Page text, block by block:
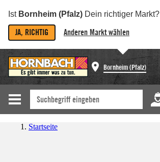
Ist Bornheim (Pfalz) Dein richtiger Markt?
JA, RICHTIG Anderen Markt wählen
Bornheim (Pfalz)
Startseite